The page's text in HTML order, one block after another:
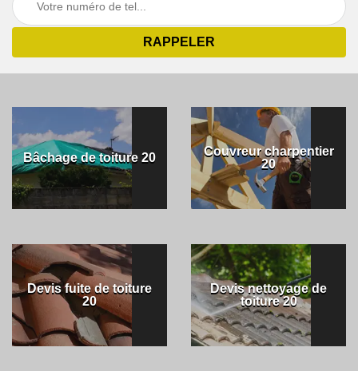
Bâchage de toiture 20
Couvreur charpentier
20
Devis fuite de toiture
20
Devis nettoyage de
toiture 20